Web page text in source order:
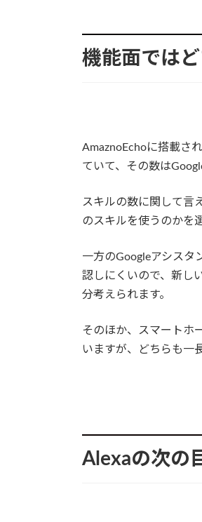
機能面では
AmaznoEchoに搭載さ
ていて、その数は
スキルの数に関して言
のスキルを使うのかを
一方のGoogleアシスタ
認しにくいので、新し
分考えられます。
そのほか、スマートホ
いますが、どちらも一
Alexaの次の